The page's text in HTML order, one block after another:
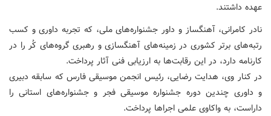
عهده داشتند.
نادر کامرانی، آهنگساز و داور جشنواره‌های ملی، که تجربه داوری و کسب
رتبه‌های برتر کشوری در زمینه‌های آهنگسازی و رهبری گروه‌های کُر را در
کارنامه دارد، در این رقابت‌ها به ارزیابی فنی آثار پرداخت.
در کنار وی، هدایت رضایی، رئیس انجمن موسیقی فارس که سابقه دبیری
و داوری چندین دوره جشنواره موسیقی فجر و جشنواره‌های استانی را
داراست، به واکاوی علمی اجراها پرداخت.